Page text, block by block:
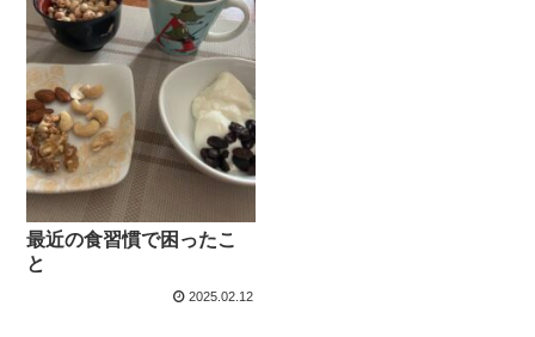
最近の食習慣で困ったこ
と
2025.02.12